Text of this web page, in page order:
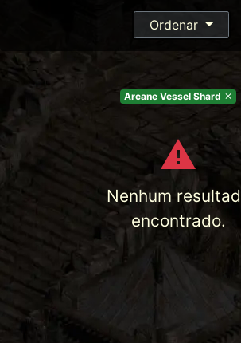
Heart of the Oak - Compra: 400
Jah Stack - Compra: 330
Ordenar
Arcane Vessel Shard
Nenhum
encontrado.